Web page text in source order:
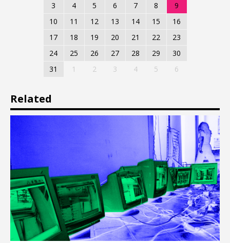
3
4 5 6 7 8
9
10
11 12 13 14 15
16
17
18 19 20 21 22
23
24
25 26 27 28 29
30
31
1 2 3 4 5 6
Related